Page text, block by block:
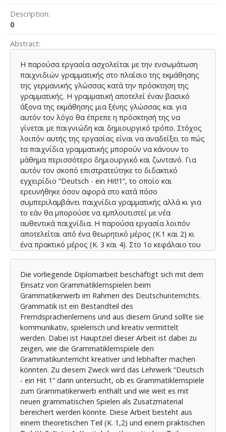
Description
0
Abstract
Η παρούσα εργασία ασχολείται με την ενσωμάτωση
παιχνιδιών γραμματικής στο πλαίσιο της εκμάθησης
της γερμανικής γλώσσας κατά την πρόσκτηση της
γραμματικής. Η γραμματική αποτελεί έναν βασικό
άξονα της εκμάθησης μια ξένης γλώσσας και για
αυτόν τον λόγο θα έπρεπε η πρόσκτησή της να
γίνεται με παιγνιώδη και δημιουργικό τρόπο. Στόχος
λοιπόν αυτής της εργασίας είναι να αναδείξει το πώς
τα παιχνίδια γραμματικής μπορούν να κάνουν το
μάθημα περισσότερο δημιουργικό και ζωντανό. Για
αυτόν τον σκοπό επιστρατεύτηκε το διδακτικό
εγχειρίδιο “Deutsch - ein Hit!1”, το οποίο και
ερευνήθηκε όσον αφορά στο κατά πόσο
συμπεριλαμβάνει παιχνίδια γραμματικής αλλά κι για
το εάν θα μπορούσε να εμπλουτιστεί με νέα
αυθεντικά παιχνίδια. Η παρούσα εργασία λοιπόν
αποτελείται από ένα θεωρητικό μέρος (Κ.1 και 2) κι
ένα πρακτικό μέρος (Κ. 3 και 4). Στο 1ο κεφάλαιο του
επικοινωνιακής γραμματικής. Σε αυτό το κεφάλαιο
γίνεται λόγος για το ότι η γραμματική μπορεί να
βελτιώσει τη γλωσσική ικανότητα, εφόσον η
εφαρμογή της γίνει σε πραγματικές συνθήκες. Από το
1ο κεφάλαιο προκύπτει λοιπόν ότι η γλωσσική
συνειδητότητα στο πλαίσιο της διδασκαλίας της
γραμματικής μπορεί να βελτιώσει τη γλωσσική
ικανότητα των μαθητών. Στο 2ο κεφάλαιο γίνεται
λόγος για τον εμπλουτισμό του μαθήματος της
γραμματικής με παιχνίδια και παιγνιώδεις
δραστηριότητες. Συγκεκριμένα παρουσιάζεται μια
ταξινόμηση των γλωσσικών παιχνιδιών αλλά και μια
απαρίθμηση των χαρακτηριστικών τους και των
κριτηρίων επιλογής τους. Ακολούθως γίνεται μια
εκτενής παρουσίαση των παιχνιδιών γραμματικής,
Die vorliegende Diplomarbeit beschäftigt sich mit dem
Einsatz von Grammatiklernspielen beim
Grammatikerwerb im Rahmen des Deutschunterrichts.
Grammatik ist ein Bestandteil des
Fremdsprachenlernens und aus diesem Grund sollte sie
kommunikativ, spielerisch und kreativ vermittelt
werden. Dabei ist Hauptziel dieser Arbeit ist dabei zu
zeigen, wie die Grammatiklernspiele den
Grammatikunterricht kreativer und lebhafter machen
könnten. Zu diesem Zweck wird das Lehrwerk “Deutsch
- ein Hit 1” darin untersucht, ob es Grammatiklernspiele
zum Grammatikerwerb enthält und wie weit es mit
neuen grammatischen Spielen als Zusatzmaterial
bereichert werden könnte. Diese Arbeit besteht aus
einem theoretischen Teil (K. 1,2) und einem praktischen